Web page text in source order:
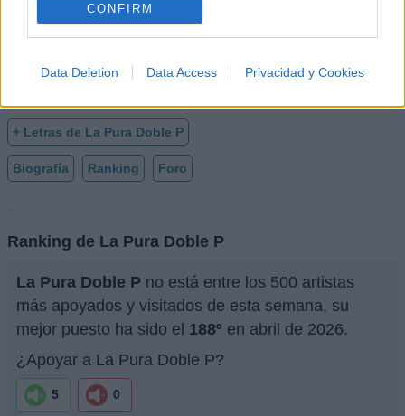
CONFIRM
Data Deletion Data Access Privacidad y Cookies
+ Letras de La Pura Doble P
Biografía Ranking Foro
Ranking de La Pura Doble P
La Pura Doble P no está entre los 500 artistas
más apoyados y visitados de esta semana, su
mejor puesto ha sido el 188º en abril de 2026.
¿Apoyar a La Pura Doble P?
5 0